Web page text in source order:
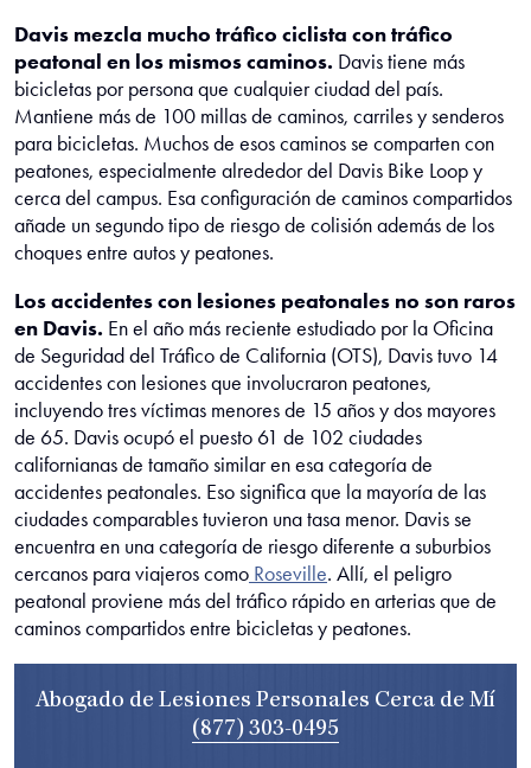
Davis mezcla mucho tráfico ciclista con tráfico
peatonal en los mismos caminos. Davis tiene más
bicicletas por persona que cualquier ciudad del país.
Mantiene más de 100 millas de caminos, carriles y senderos
para bicicletas. Muchos de esos caminos se comparten con
peatones, especialmente alrededor del Davis Bike Loop y
cerca del campus. Esa configuración de caminos compartidos
añade un segundo tipo de riesgo de colisión además de los
choques entre autos y peatones.
Los accidentes con lesiones peatonales no son raros
en Davis. En el año más reciente estudiado por la Oficina
de Seguridad del Tráfico de California (OTS), Davis tuvo 14
accidentes con lesiones que involucraron peatones,
incluyendo tres víctimas menores de 15 años y dos mayores
de 65. Davis ocupó el puesto 61 de 102 ciudades
californianas de tamaño similar en esa categoría de
accidentes peatonales. Eso significa que la mayoría de las
ciudades comparables tuvieron una tasa menor. Davis se
encuentra en una categoría de riesgo diferente a suburbios
cercanos para viajeros como Roseville. Allí, el peligro
peatonal proviene más del tráfico rápido en arterias que de
caminos compartidos entre bicicletas y peatones.
Abogado de Lesiones Personales Cerca de Mí
(877) 303-0495